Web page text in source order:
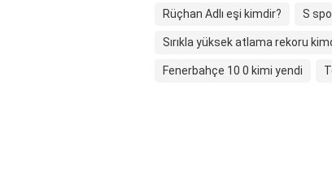
Rüçhan Adlı eşi kimdir? S
Sırıkla yüksek atlama rekoru
Fenerbahçe 10 0 kimi yendi